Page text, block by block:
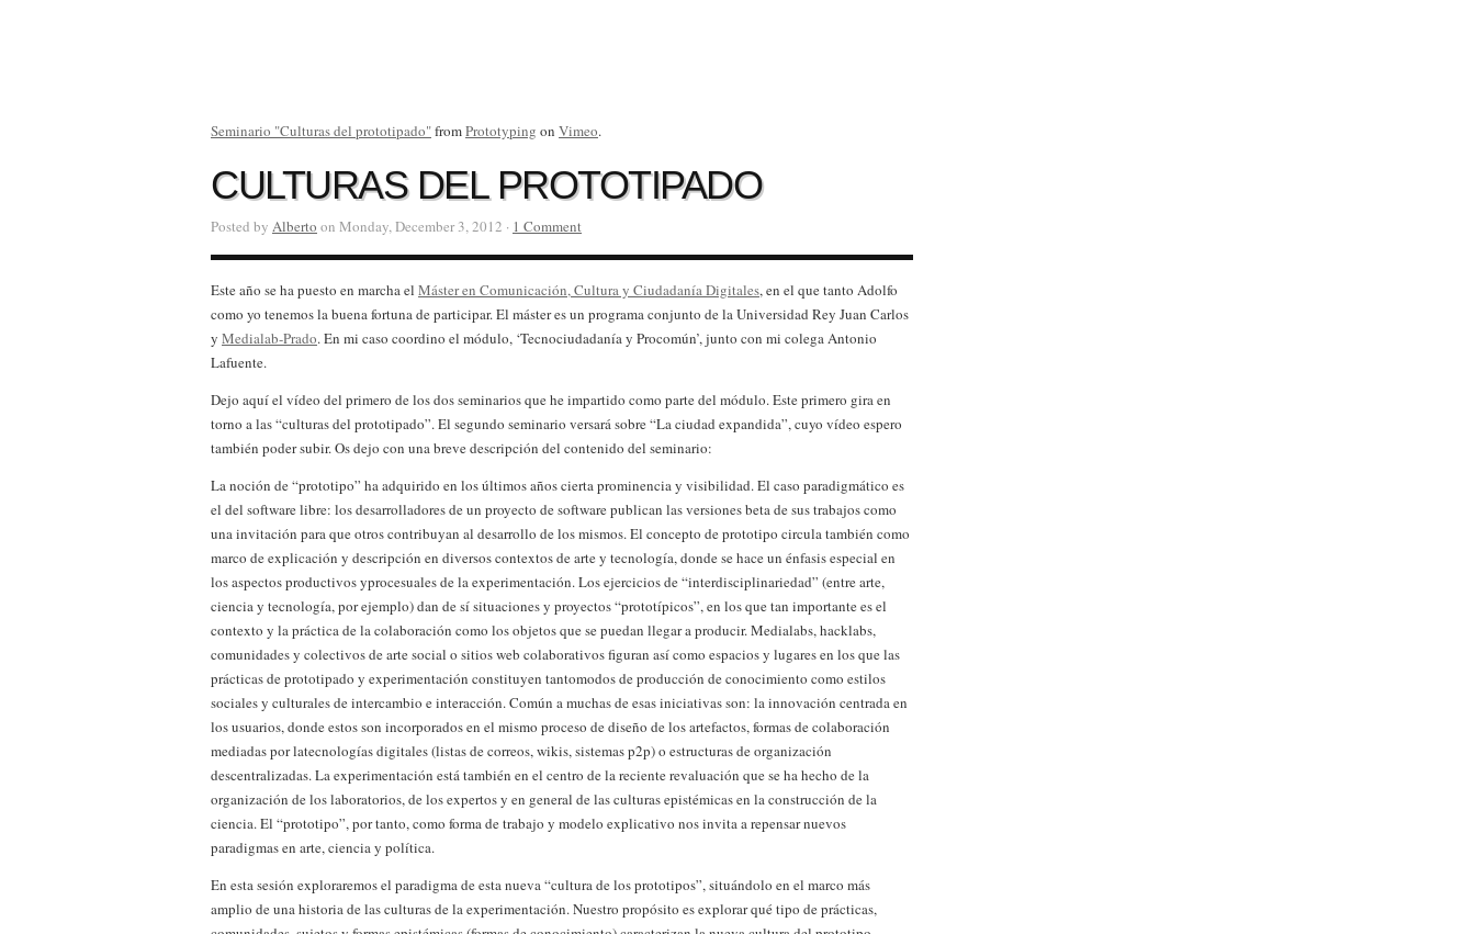
Seminario "Culturas del prototipado"fromPrototyping on Vimeo.
CULTURAS DEL PROTOTIPADO
Posted by Alberto on Monday, December 3, 2012 · 1 Comment
Este año se ha puesto en marcha el Máster en Comunicación, Cultura y Ciudadanía Digitales, en el que tanto Adolfo
como yo tenemos la buena fortuna de participar. El máster es un programa conjunto de la Universidad Rey Juan Carlos
y Medialab-Prado. En mi caso coordino el módulo, ‘Tecnociudadanía y Procomún’, junto con mi colega Antonio
Lafuente.
Dejo aquí el vídeo del primero de los dos seminarios que he impartido como parte del módulo. Este primero gira en
torno a las “culturas del prototipado”. El segundo seminario versará sobre “La ciudad expandida”, cuyo vídeo espero
también poder subir. Os dejo con una breve descripción del contenido del seminario:
La noción de “prototipo” ha adquirido en los últimos años cierta prominencia y visibilidad. El caso paradigmático es
el del software libre: los desarrolladores de un proyecto de software publican las versiones beta de sus trabajos como
una invitación para que otros contribuyan al desarrollo de los mismos. El concepto de prototipo circula también como
marco de explicación y descripción en diversos contextos de arte y tecnología, donde se hace un énfasis especial en
los aspectos productivos yprocesuales de la experimentación. Los ejercicios de “interdisciplinariedad” (entre arte,
ciencia y tecnología, por ejemplo) dan de sí situaciones y proyectos “prototípicos”, en los que tan importante es el
contexto y la práctica de la colaboración como los objetos que se puedan llegar a producir. Medialabs, hacklabs,
comunidades y colectivos de arte social o sitios web colaborativos figuran así como espacios y lugares en los que las
prácticas de prototipado y experimentación constituyen tantomodos de producción de conocimiento como estilos
sociales y culturales de intercambio e interacción. Común a muchas de esas iniciativas son: la innovación centrada en
los usuarios, donde estos son incorporados en el mismo proceso de diseño de los artefactos, formas de colaboración
mediadas por latecnologías digitales (listas de correos, wikis, sistemas p2p) o estructuras de organización
descentralizadas. La experimentación está también en el centro de la reciente revaluación que se ha hecho de la
organización de los laboratorios, de los expertos y en general de las culturas epistémicas en la construcción de la
ciencia. El “prototipo”, por tanto, como forma de trabajo y modelo explicativo nos invita a repensar nuevos
paradigmas en arte, ciencia y política.
En esta sesión exploraremos el paradigma de esta nueva “cultura de los prototipos”, situándolo en el marco más
amplio de una historia de las culturas de la experimentación. Nuestro propósito es explorar qué tipo de prácticas,